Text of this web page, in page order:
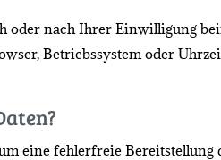
oder nach Ihrer Einwilligung
Betriebssystem oder
eine fehlerfreie